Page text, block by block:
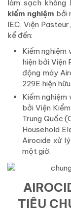
làm sạch không
kiểm nghiệm bởi
IEC, Viện
kể đến:
Kiểm nghiệm
hiện bởi
động máy
229E hiện
Kiểm
bởi Viện
Trung Quốc
Household
Airocide xử
một giờ.
TIÊU